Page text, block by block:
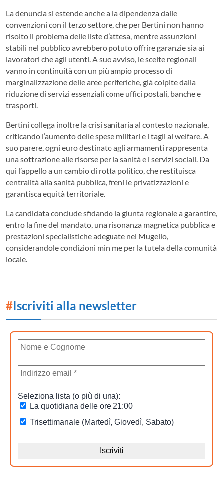
La denuncia si estende anche alla dipendenza dalle
convenzioni con il terzo settore, che per Bertini non hanno
risolto il problema delle liste d’attesa, mentre assunzioni
stabili nel pubblico avrebbero potuto offrire garanzie sia ai
lavoratori che agli utenti. A suo avviso, le scelte regionali
vanno in continuità con un più ampio processo di
marginalizzazione delle aree periferiche, già colpite dalla
riduzione di servizi essenziali come uffici postali, banche e
trasporti.
Bertini collega inoltre la crisi sanitaria al contesto nazionale,
criticando l’aumento delle spese militari e i tagli al welfare. A
suo parere, ogni euro destinato agli armamenti rappresenta
una sottrazione alle risorse per la sanità e i servizi sociali. Da
qui l’appello a un cambio di rotta politico, che restituisca
centralità alla sanità pubblica, freni le privatizzazioni e
garantisca equità territoriale.
La candidata conclude sfidando la giunta regionale a garantire,
entro la fine del mandato, una risonanza magnetica pubblica e
prestazioni specialistiche adeguate nel Mugello,
considerandole condizioni minime per la tutela della comunità
locale.
#Iscriviti alla newsletter